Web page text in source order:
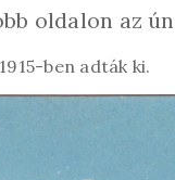
oldalon az
ben adták ki.